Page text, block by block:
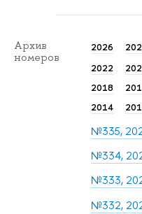
Архив
номеров
2026
2022
2018
2014
№335,
№334,
№333,
№332,